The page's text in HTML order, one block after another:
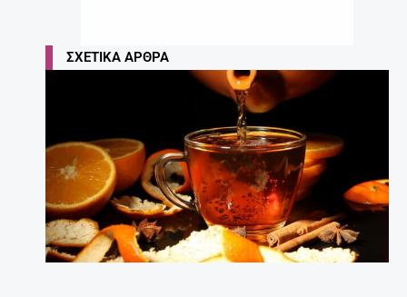
ΣΧΕΤΙΚΆ ΆΡΘΡΑ